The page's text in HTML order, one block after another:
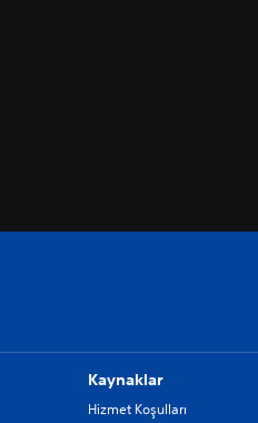
Kaynaklar
Hizmet Koşulları